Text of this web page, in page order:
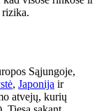
rizika.
Sąjungoje,
, Japonija ir
atvejų, kurių